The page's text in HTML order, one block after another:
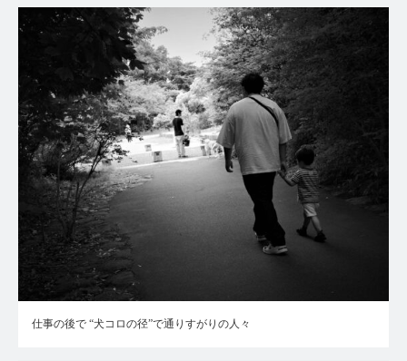
仕事の後で “犬コロの径”で通りすがりの人々